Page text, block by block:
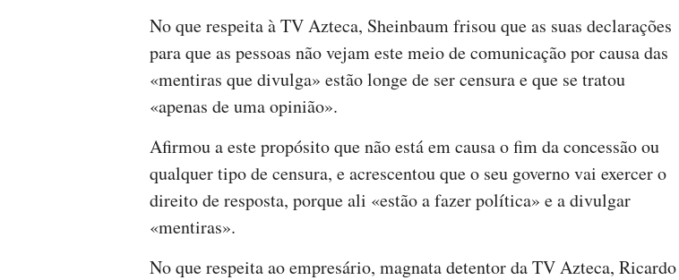
No que respeita à TV Azteca, Sheinbaum frisou que as suas declarações
para que as pessoas não vejam este meio de comunicação por causa das
«mentiras que divulga» estão longe de ser censura e que se tratou
«apenas de uma opinião».
Afirmou a este propósito que não está em causa o fim da concessão ou
qualquer tipo de censura, e acrescentou que o seu governo vai exercer o
direito de resposta, porque ali «estão a fazer política» e a divulgar
«mentiras».
No que respeita ao empresário, magnata detentor da TV Azteca, Ricardo